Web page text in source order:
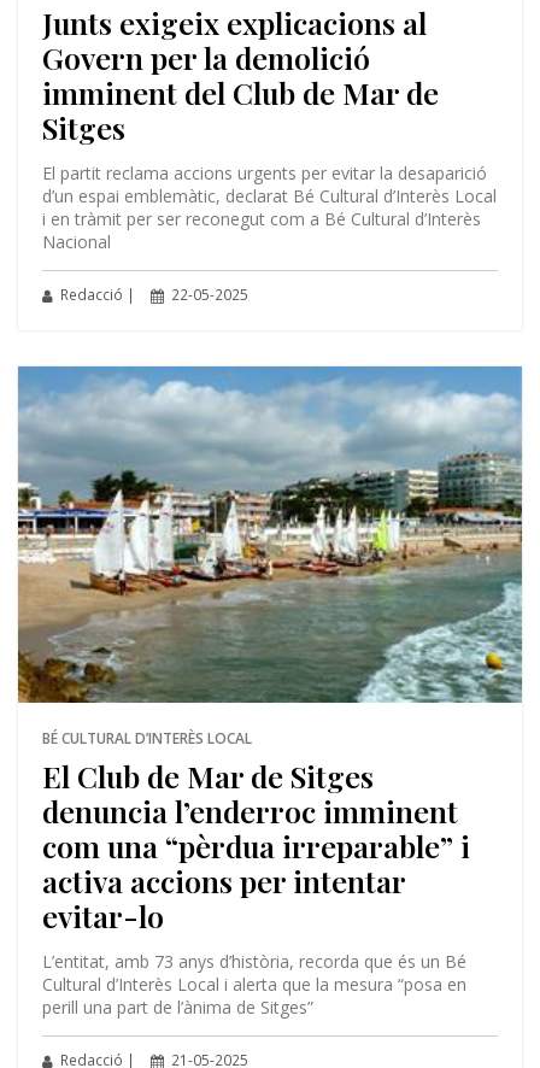
Junts exigeix explicacions al
Govern per la demolició
imminent del Club de Mar de
Sitges
El partit reclama accions urgents per evitar la desaparició
d’un espai emblemàtic, declarat Bé Cultural d’Interès Local
i en tràmit per ser reconegut com a Bé Cultural d’Interès
Nacional
Redacció | 22-05-2025
BÉ CULTURAL D’INTERÈS LOCAL
El Club de Mar de Sitges
denuncia l’enderroc imminent
com una “pèrdua irreparable” i
activa accions per intentar
evitar-lo
L’entitat, amb 73 anys d’història, recorda que és un Bé
Cultural d’Interès Local i alerta que la mesura “posa en
perill una part de l’ànima de Sitges”
Redacció | 21-05-2025